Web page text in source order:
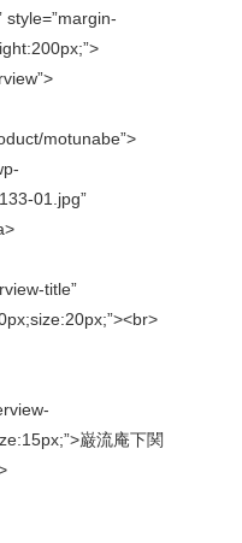
style=”margin-
motunabe”>
01.jpg”
title”
巌流庵下関